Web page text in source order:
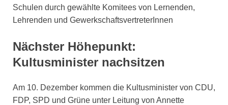
Schulen durch gewählte Komitees von Lernenden,
Lehrenden und GewerkschaftsvertreterInnen
Nächster Höhepunkt:
Kultusminister nachsitzen
Am 10. Dezember kommen die Kultusminister von CDU,
FDP, SPD und Grüne unter Leitung von Annette